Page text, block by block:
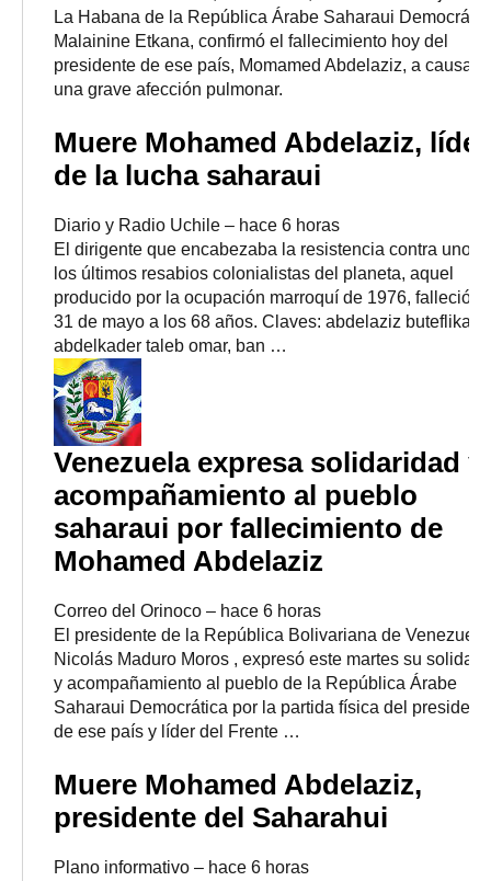
La Habana de la República Árabe Saharaui
Malainine Etkana, confirmó el fallecimiento hoy del
presidente de ese país, Momamed Abdelaziz, a causa
una grave afección pulmonar.
Muere Mohamed Abdelaziz, líder
de la lucha saharaui
Diario y Radio Uchile – ‎hace 6 horas‎
El dirigente que encabezaba la resistencia contra uno
los últimos resabios colonialistas del planeta, aquel
producido por la ocupación marroquí de 1976, falleció
31 de mayo a los 68 años. Claves: abdelaziz buteflika,
abdelkader taleb omar, ban …
Venezuela expresa solidaridad y
acompañamiento al pueblo
saharaui por fallecimiento de
Mohamed Abdelaziz
Correo del Orinoco – ‎hace 6 horas‎
El presidente de la República Bolivariana de
Nicolás Maduro Moros , expresó este martes su
y acompañamiento al pueblo de la República Árabe
Saharaui Democrática por la partida física del
de ese país y líder del Frente …
Muere Mohamed Abdelaziz,
presidente del Saharahui
Plano informativo – ‎hace 6 horas‎